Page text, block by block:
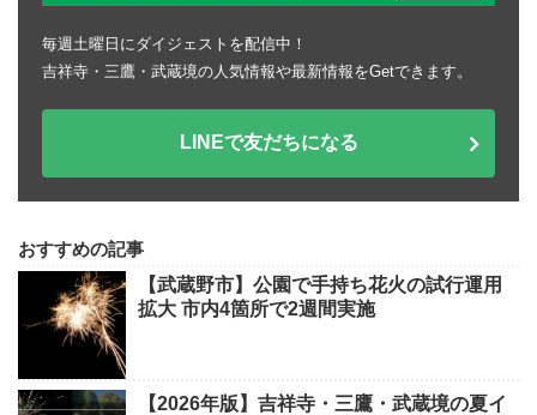
毎週土曜日にダイジェストを配信中！
吉祥寺・三鷹・武蔵境の人気情報や最新情報をGetできます。
LINEで友だちになる
おすすめの記事
【武蔵野市】公園で手持ち花火の試行運用
拡大 市内4箇所で2週間実施
【2026年版】吉祥寺・三鷹・武蔵境の夏イ